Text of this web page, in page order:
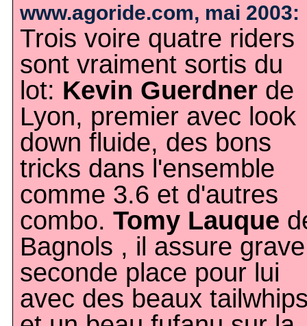
www.agoride.com, mai 2003:
Trois voire quatre riders
sont vraiment sortis du
lot: Kevin Guerdner de
Lyon, premier avec look
down fluide, des bons
tricks dans l'ensemble
comme 3.6 et d'autres
combo. Tomy Lauque
Bagnols , il assure
seconde place pour lui
avec des beaux